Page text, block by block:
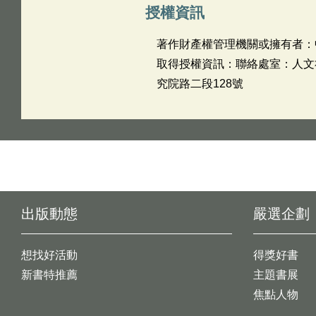
授權資訊
著作財產權管理機關或擁有者
取得授權資訊：聯絡處室：人
究院路二段128號
出版動態
想找好活動
新書特推薦
嚴選企劃
得獎好書
主題書展
焦點人物